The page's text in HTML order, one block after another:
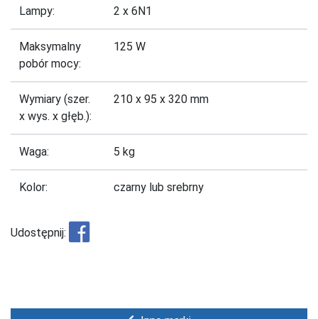
Lampy: 2 x 6N1
Maksymalny
pobór mocy:
125 W
Wymiary (szer.
x wys. x głęb.):
210 x 95 x 320 mm
Waga: 5 kg
Kolor: czarny lub srebrny
Udostępnij: